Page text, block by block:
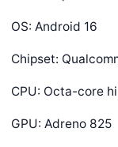
OS: Android 16
Chipset:
CPU: Octa-core
GPU: Adreno 825